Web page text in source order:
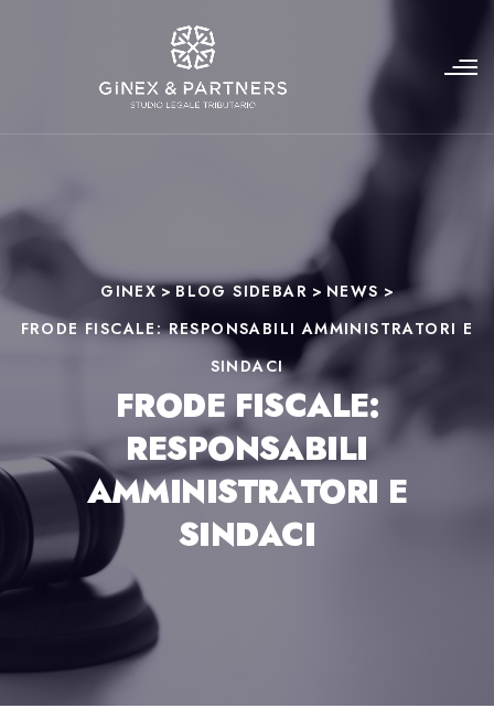
GINEX>BLOG SIDEBAR > NEWS >
FRODE FISCALE: RESPONSABILI AMMINISTRATORI E
SINDACI
FRODE FISCALE:
RESPONSABILI
AMMINISTRATORI E
SINDACI